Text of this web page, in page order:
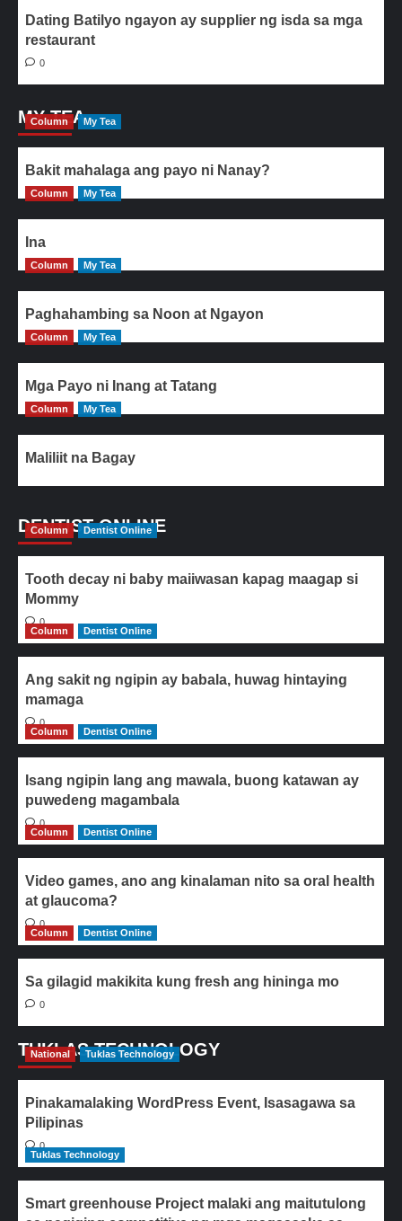
Dating Batilyo ngayon ay supplier ng isda sa mga
restaurant
0
MY TEA
Column My Tea
Bakit mahalaga ang payo ni Nanay?
Column My Tea
Ina
Column My Tea
Paghahambing sa Noon at Ngayon
Column My Tea
Mga Payo ni Inang at Tatang
Column My Tea
Maliliit na Bagay
DENTIST ONLINE
Column Dentist Online
Tooth decay ni baby maiiwasan kapag maagap si
Mommy
0
Column
Dentist Online
Ang sakit ng ngipin ay babala, huwag hintaying
mamaga
0
Column
Dentist Online
Isang ngipin lang ang mawala, buong katawan ay
puwedeng magambala
0
Column
Dentist Online
Video games, ano ang kinalaman nito sa oral health
at glaucoma?
0
Column
Dentist Online
Sa gilagid makikita kung fresh ang hininga mo
0
TUKLAS TECHNOLOGY
National Tuklas Technology
Pinakamalaking WordPress Event, Isasagawa sa
Pilipinas
0
Tuklas Technology
Smart greenhouse Project malaki ang maitutulong